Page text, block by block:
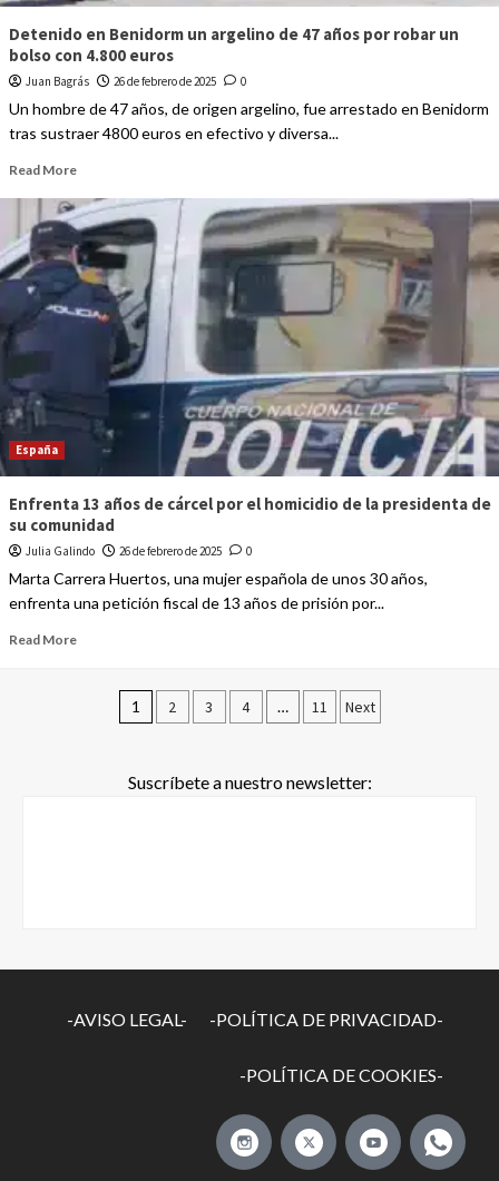
Detenido en Benidorm un argelino de 47 años por robar un
bolso con 4.800 euros
Juan Bagrás 26 de febrero de 2025 0
Un hombre de 47 años, de origen argelino, fue arrestado en Benidorm
tras sustraer 4800 euros en efectivo y diversa...
Read More
España
Enfrenta 13 años de cárcel por el homicidio de la presidenta de
su comunidad
Julia Galindo 26 de febrero de 2025 0
Marta Carrera Huertos, una mujer española de unos 30 años,
enfrenta una petición fiscal de 13 años de prisión por...
Read More
1 2 3 4 … 11 Next
Suscríbete a nuestro newsletter:
-AVISO LEGAL- -POLÍTICA DE PRIVACIDAD-
-POLÍTICA DE COOKIES-